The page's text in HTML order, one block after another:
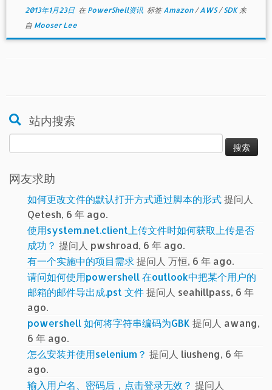
2013年1月23日在 PowerShell资讯 标签Amazon/AWS/SDK 来
自 Mooser Lee
站内搜索
索：
网友求助
如何更改文件的默认打开方式通过脚本的形式提问人
Qetesh, 6 年 ago.
使用system.net.client上传文件时如何获取上传是否
成功？ 提问人 pwshroad, 6 年 ago.
有一个实施中的项目需求提问人 万恒, 6 年 ago.
请问如何使用powershell 在outlook中把某个用户的
邮箱的邮件导出成.pst 文件提问人 seahillpass, 6 年
ago.
powershell 如何将字符串编码为GBK 提问人 awang,
6 年 ago.
怎么安装并使用selenium？ 提问人 liusheng, 6 年
ago.
输入用户名、密码后，点击登录无效？ 提问人